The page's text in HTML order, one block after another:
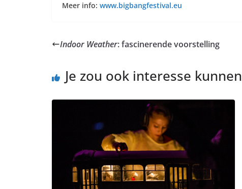
Meer info: www.bigbangfestival.eu
Indoor Weather: fascinerende voorstelling
Je zou ook interesse